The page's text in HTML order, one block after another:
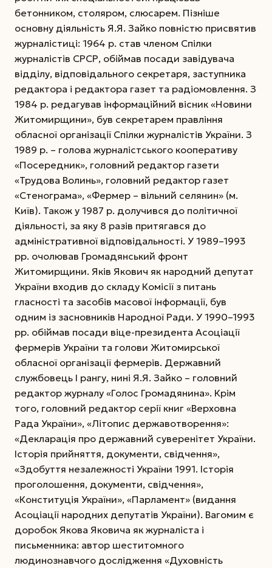
бетонником, столяром, слюсарем. Пізніше
основну діяльність Я.Я. Зайко повністю присвятив
журналістиці: 1964 р. став членом Спілки
журналістів СРСР, обіймав посади завідувача
відділу, відповідального секретаря, заступника
редактора і редактора газет та радіомовлення. З
1984 р. редагував інформаційний вісник «Новини
Житомирщини», був секретарем правління
обласної організації Спілки журналістів України. З
1989 р. – голова журналістського кооперативу
«Посередник», головний редактор газети
«Трудова Волинь», головний редактор газет
«Стенограма», «Фермер – вільний селянин» (м.
Київ). Також у 1987 р. долучився до політичної
діяльності, за яку 8 разів притягався до
адміністративної відповідальності. У 1989–1993
рр. очолював Громадянський фронт
Житомирщини. Яків Якович як народний депутат
України входив до складу Комісії з питань
гласності та засобів масової інформації, був
одним із засновників Народної Ради. У 1990–1993
рр. обіймав посади віце-президента Асоціації
фермерів України та голови Житомирської
обласної організації фермерів. Державний
службовець І рангу, нині Я.Я. Зайко – головний
редактор журналу «Голос Громадянина». Крім
того, головний редактор серії книг «Верховна
Рада України», «Літопис державотворення»:
«Декларація про державний суверенітет України.
Історія прийняття, документи, свідчення»,
«Здобуття незалежності України 1991. Історія
проголошення, документи, свідчення»,
«Конституція України», «Парламент» (видання
Асоціації народних депутатів України). Вагомим є
доробок Якова Яковича як журналіста і
письменника: автор шеститомного
людинознавчого дослідження «Духовність